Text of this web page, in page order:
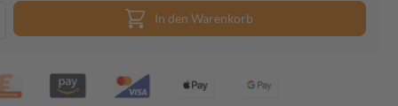
In den Warenkorb